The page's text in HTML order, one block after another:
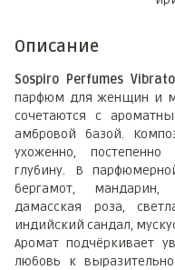
Описание
Sospiro Perfumes Vibrato
парфюм для женщин и
сочетаются с
амбровой базой.
ухоженно,
глубину. В
бергамот,
дамасская роза,
индийский сандал,
Аромат подчёркивает
любовь к